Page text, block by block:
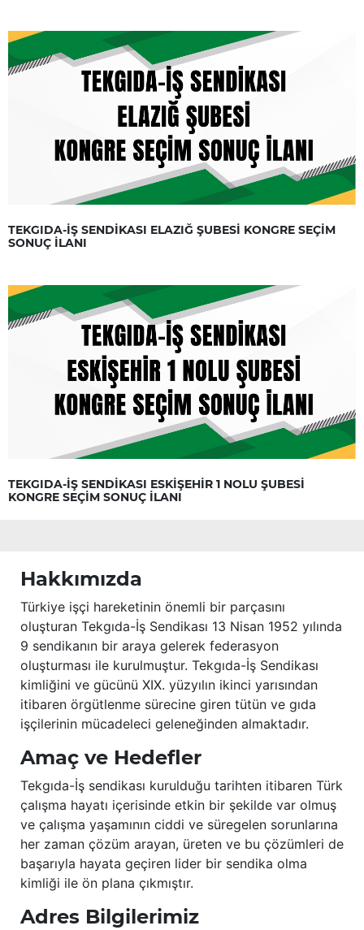
TEKGIDA-İŞ SENDİKASI ELAZIĞ ŞUBESİ KONGRE SEÇİM
SONUÇ İLANI
TEKGIDA-İŞ SENDİKASI ESKİŞEHİR 1 NOLU ŞUBESİ
KONGRE SEÇİM SONUÇ İLANI
Hakkımızda
Türkiye işçi hareketinin önemli bir parçasını
oluşturan Tekgıda-İş Sendikası 13 Nisan 1952 yılında
9 sendikanın bir araya gelerek federasyon
oluşturması ile kurulmuştur. Tekgıda-İş Sendikası
kimliğini ve gücünü XIX. yüzyılın ikinci yarısından
itibaren örgütlenme sürecine giren tütün ve gıda
işçilerinin mücadeleci geleneğinden almaktadır.
Amaç ve Hedefler
Tekgıda-İş sendikası kurulduğu tarihten itibaren Türk
çalışma hayatı içerisinde etkin bir şekilde var olmuş
ve çalışma yaşamının ciddi ve süregelen sorunlarına
her zaman çözüm arayan, üreten ve bu çözümleri de
başarıyla hayata geçiren lider bir sendika olma
kimliği ile ön plana çıkmıştır.
Adres Bilgilerimiz